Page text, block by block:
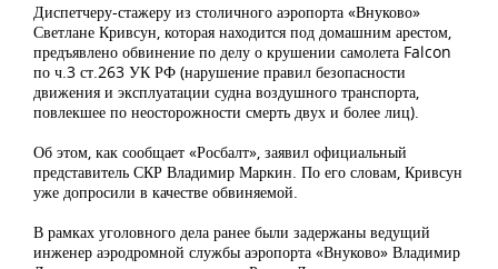
Диспетчеру-стажеру из столичного аэропорта «Внуково»
Светлане Кривсун, которая находится под домашним арестом,
предъявлено обвинение по делу о крушении самолета Falcon
по ч.3 ст.263 УК РФ (нарушение правил безопасности
движения и эксплуатации судна воздушного транспорта,
повлекшее по неосторожности смерть двух и более лиц).
Об этом, как сообщает «Росбалт», заявил официальный
представитель СКР Владимир Маркин. По его словам, Кривсун
уже допросили в качестве обвиняемой.
В рамках уголовного дела ранее были задержаны ведущий
инженер аэродромной службы аэропорта «Внуково» Владимир